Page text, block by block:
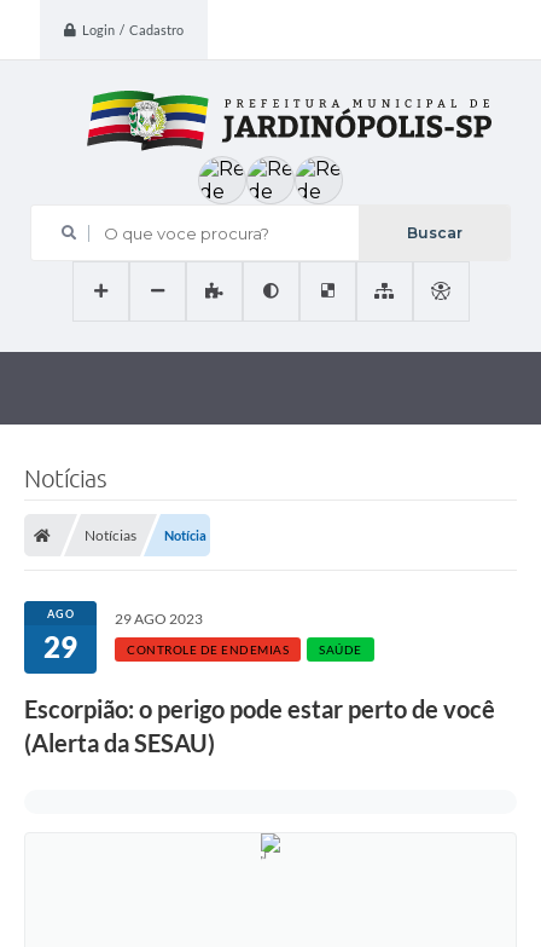
Login / Cadastro
O que voce procura?
Notícias
Notícias Notícia
AGO
29
29 AGO 2023
CONTROLE DE ENDEMIAS SAÚDE
Escorpião: o perigo pode estar perto de você
(Alerta da SESAU)